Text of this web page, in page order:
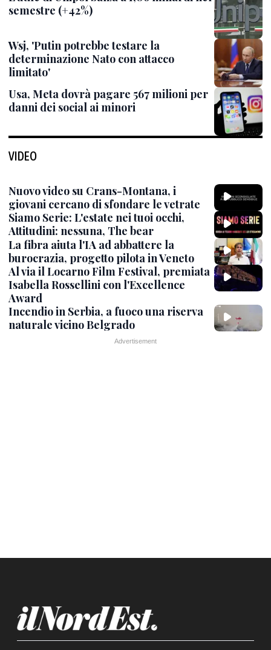
semestre (+42%)
Wsj, 'Putin potrebbe testare la
determinazione Nato con attacco
limitato'
Usa, Meta dovrà pagare 567 milioni per
danni dei social ai minori
VIDEO
Nuovo video su Crans-Montana, i
giovani cercano di sfondare le vetrate
Siamo Serie: L'estate nei tuoi occhi,
Attitudini: nessuna, The bear
La fibra aiuta l'IA ad abbattere la
burocrazia, progetto pilota in Veneto
Al via il Locarno Film Festival, premiata
Isabella Rossellini con l'Excellence
Award
Incendio in Serbia, a fuoco una riserva
naturale vicino Belgrado